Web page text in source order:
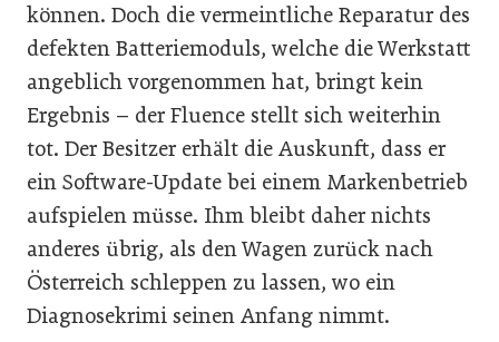
können. Doch die vermeintliche Reparatur des
defekten Batteriemoduls, welche die Werkstatt
angeblich vorgenommen hat, bringt kein
Ergebnis – der Fluence stellt sich weiterhin
tot. Der Besitzer erhält die Auskunft, dass er
ein Software-Update bei einem Markenbetrieb
aufspielen müsse. Ihm bleibt daher nichts
anderes übrig, als den Wagen zurück nach
Österreich schleppen zu lassen, wo ein
Diagnosekrimi seinen Anfang nimmt.